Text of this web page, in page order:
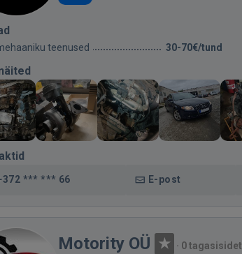
teenused 30-70€/tund
*** *** 66 E-post
Motority OÜ · 0 tagasisidet